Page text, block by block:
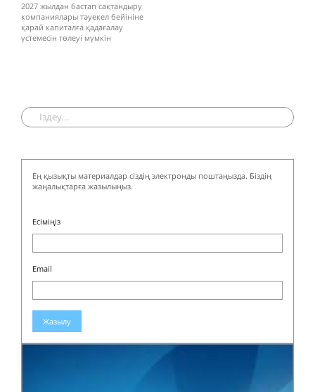
2027 жылдан бастап сақтандыру
компаниялары тәуекел бейініне
қарай капиталға қадағалау
үстемесін төлеуі мүмкін
Ең қызықты материалдар сіздің электронды поштаңызда. Біздің
жаңалықтарға жазылыңыз.
Есіміңіз
Email
Жазылу